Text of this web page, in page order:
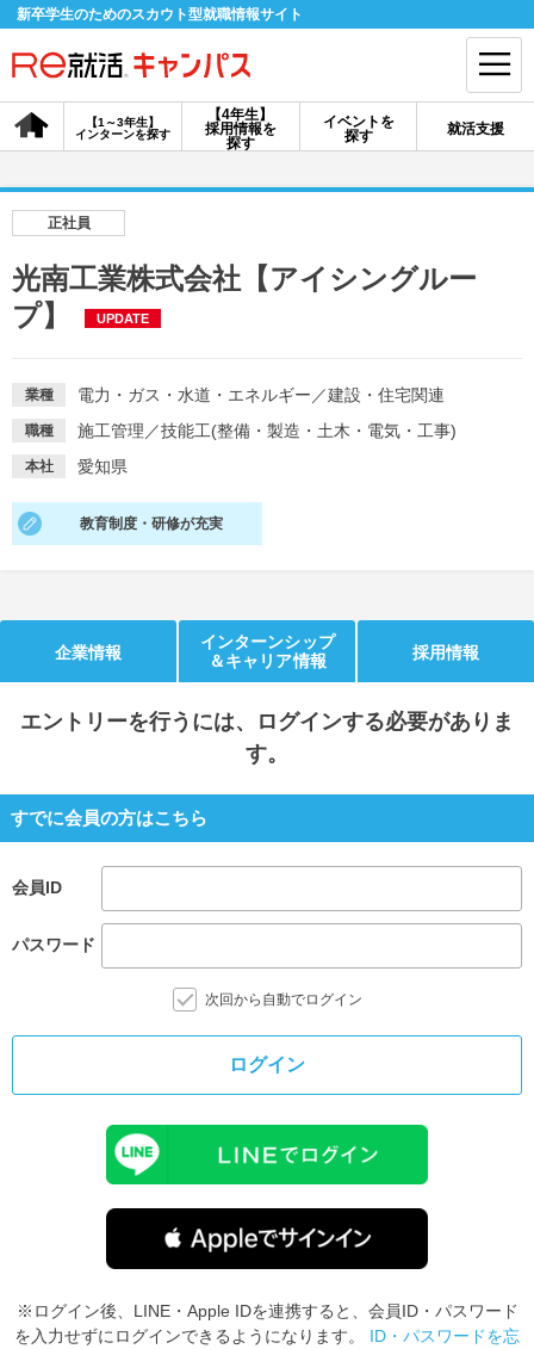
新卒学生のためのスカウト型就職情報サイト
【4年生】
採用情報を
探す
【1～3年生】
インターンを探す
イベントを
探す
就活支援
会員登録 ログイン
イベントを探す スカウト お知らせ
就活ノウハウ・サポート
適職診断 就活チャンネル
正社員
光南工業株式会社【アイシングルー
プ】
UPDATE
業種 電力・ガス・水道・エネルギー ／建設・住宅関連
職種 施工管理 ／技能工(整備・製造・土木・電気・工事)
本社 愛知県
教育制度・研修が充実
企業情報
インターンシップ
＆キャリア情報
採用情報
エントリーを行うには、ログインする必要がありま
す。
すでに会員の方はこちら
会員ID
パスワード
次回から自動でログイン
ログイン
※ログイン後、LINE・Apple IDを連携すると、会員ID・パスワード
を入力せずにログインできるようになります。 ID・パスワードを忘